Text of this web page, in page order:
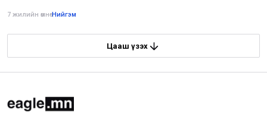
7 жилийн өмнө•Нийгэм
Цааш үзэх